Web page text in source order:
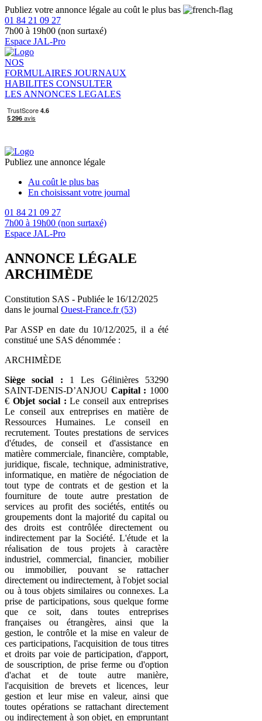
Publiez votre annonce légale au coût le plus bas
01 84 21 09 27
7h00 à 19h00 (non surtaxé)
Espace JAL-Pro
NOS
FORMULAIRES JOURNAUX
HABILITES CONSULTER
LES ANNONCES LEGALES
Publiez une annonce légale
Au coût le plus bas
En choisissant votre journal
01 84 21 09 27
7h00 à 19h00 (non surtaxé)
Espace JAL-Pro
ANNONCE LÉGALE
ARCHIMÈDE
Constitution SAS - Publiée le 16/12/2025
dans le journal Ouest-France.fr (53)
Par ASSP en date du 10/12/2025, il a été
constitué une SAS dénommée :
ARCHIMÈDE
Siège social : 1 Les Gélinières 53290
SAINT-DENIS-D’ANJOU Capital : 1000
€ Objet social : Le conseil aux entreprises
Le conseil aux entreprises en matière de
Ressources Humaines. Le conseil en
recrutement. Toutes prestations de services
d'études, de conseil et d'assistance en
matière commerciale, financière, comptable,
juridique, fiscale, technique, administrative,
informatique, en matière de négociation de
tout type de contrats et de gestion et la
fourniture de toute autre prestation de
services au profit des sociétés, entités ou
groupements dont la majorité du capital ou
des droits est contrôlée directement ou
indirectement par la Société. L'étude et la
réalisation de tous projets à caractère
industriel, commercial, financier, mobilier
ou immobilier, pouvant se rattacher
directement ou indirectement, à l'objet social
ou à tous objets similaires ou connexes. La
prise de participations, sous quelque forme
que ce soit, dans toutes entreprises
françaises ou étrangères, ainsi que la
gestion, le contrôle et la mise en valeur de
ces participations, l'acquisition de tous titres
et droits par voie de participation, d'apport,
de souscription, de prise ferme ou d'option
d'achat et de toute autre manière,
l'acquisition de brevets et licences, leur
gestion et leur mise en valeur, ainsi que
toutes opérations se rattachant directement
ou indirectement à son objet, en empruntant